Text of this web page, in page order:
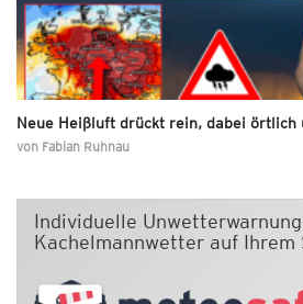
Neue Heißluft drückt rein, dabei
von Fabian Ruhnau
Individuelle
Kachelmannwetter auf Ihrem